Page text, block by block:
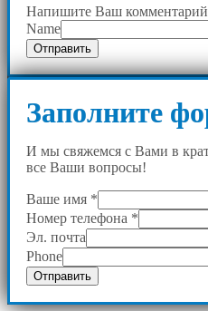
Напишите Ваш комментарий
Name
Отправить
Заполните
И мы свяжемся с Вами в
все Ваши вопросы!
Ваше имя *
Номер телефона *
Эл. почта
Phone
Отправить